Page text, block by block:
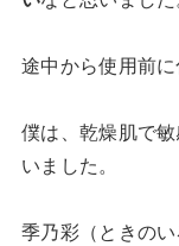
途中から使用前
僕は、乾燥肌で
いました。
季乃彩（ときの